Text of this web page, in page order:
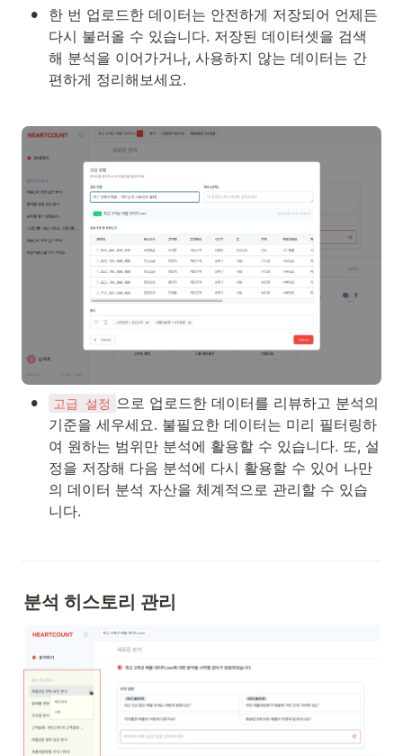
•
한 번 업로드한 데이터는 안전하게 저장되어 언제든
다시 불러올 수 있습니다. 저장된 데이터셋을 검색
해 분석을 이어가거나, 사용하지 않는 데이터는 간
편하게 정리해보세요.
• 고급 설정
으로 업로드한 데이터를 리뷰하고 분석의
기준을 세우세요. 불필요한 데이터는 미리 필터링하
여 원하는 범위만 분석에 활용할 수 있습니다. 또, 설
정을 저장해 다음 분석에 다시 활용할 수 있어 나만
의 데이터 분석 자산을 체계적으로 관리할 수 있습
니다.
분석 히스토리 관리